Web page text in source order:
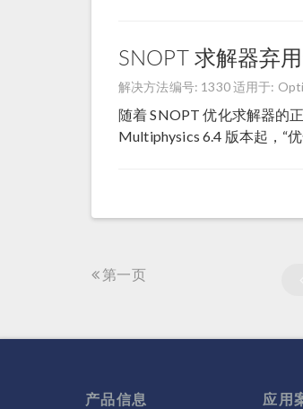
SNOPT 求解器弃
解决方法编号: 1330适用于:
随着 SNOPT 优化求解器的
Multiphysics 6.4 版本起，“
第一页
产品信息 应用